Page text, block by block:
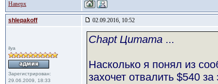
Наверх
shlepakoff 02.09.2016, 10:52
ilya
Зарегистрирован:
29.06.2009, 18:33
Chapt Цитата ...
Насколько я понял из
захочет отвалить $540